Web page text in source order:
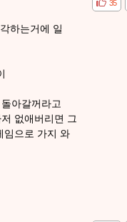
비공감
35
하는거에 일
아갈꺼라고
없애버리면 그
임으로 가지 와